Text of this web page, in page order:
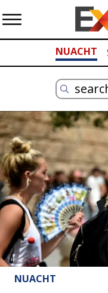
NUACHT
NUACHT